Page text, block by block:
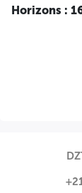
Horizons :
Horizons :